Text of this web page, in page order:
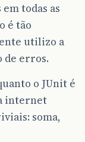
todas as
é tão
utilizo a
de erros.
o JUnit é
internet
soma,